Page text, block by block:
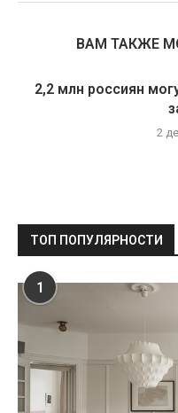
ВАМ ТАКЖЕ
2,2 млн россиян
2
ТОП ПОПУЛЯРНОСТИ
1